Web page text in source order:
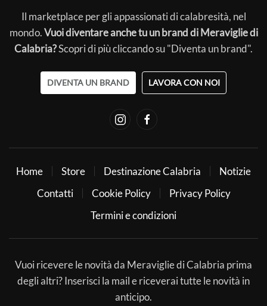
Il marketplace per gli appassionati di calabresità, nel
mondo.Vuoi diventare anche tu un brand di Meraviglie di
Calabria?Scopri di più cliccando su "Diventa un brand".
DIVENTA UN BRAND LAVORA CON NOI
Home Store Destinazione Calabria
Notizie
Contatti
Cookie Policy
Privacy Policy
Termini e condizioni
Vuoi ricevere le novità da Meraviglie di Calabria prima
degli altri? Inserisci la mail e riceverai tutte le novità in
anticipo.